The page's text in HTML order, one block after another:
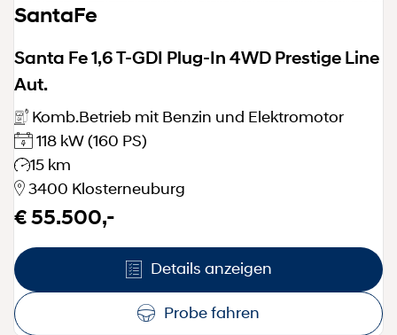
SantaFe
Santa Fe 1,6 T-GDI Plug-In 4WD Prestige Line
Aut.
Komb.Betrieb mit Benzin und Elektromotor
118 kW(160 PS)
15 km
3400 Klosterneuburg
€ 55.500,-
Details anzeigen
Probe fahren